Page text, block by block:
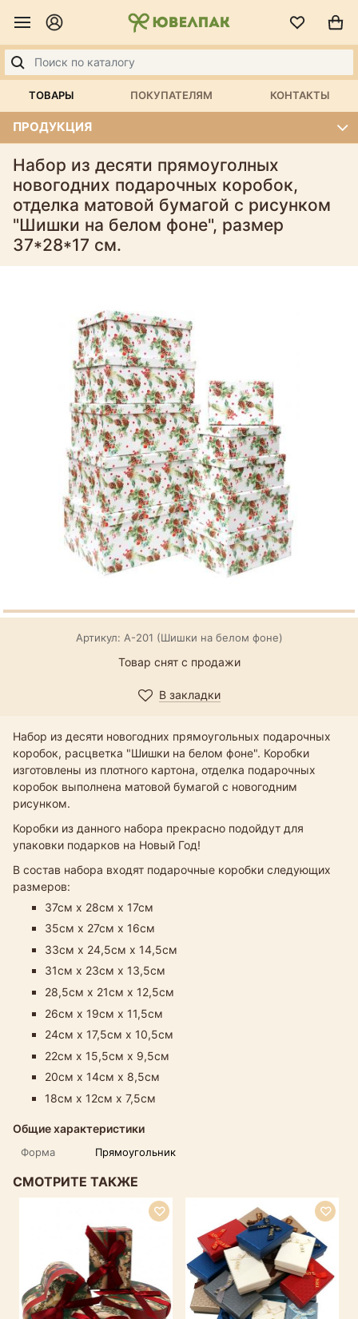
ТОВАРЫ ПОКУПАТЕЛЯМ КОНТАКТЫ
ПРОДУКЦИЯ
Набор из десяти прямоуголных
новогодних подарочных коробок,
отделка матовой бумагой с рисунком
"Шишки на белом фоне", размер
37*28*17 см.
Артикул: А-201 (Шишки на белом фоне)
Товар снят с продажи
В закладки
Набор из десяти новогодних прямоугольных подарочных
коробок, расцветка "Шишки на белом фоне". Коробки
изготовлены из плотного картона, отделка подарочных
коробок выполнена матовой бумагой с новогодним
рисунком.
Коробки из данного набора прекрасно подойдут для
упаковки подарков на Новый Год!
В состав набора входят подарочные коробки следующих
размеров:
37см х 28см х 17см
35см х 27см х 16см
33см х 24,5см х 14,5см​
31см х 23см х 13,5см
28,5см х 21см х 12,5см
26см х 19см х 11,5см
24см х 17,5см х 10,5см
22см х 15,5см х 9,5см
20см х 14см х 8,5см
18см х 12см х 7,5см
Общие характеристики
Форма Прямоугольник
СМОТРИТЕ ТАКЖЕ